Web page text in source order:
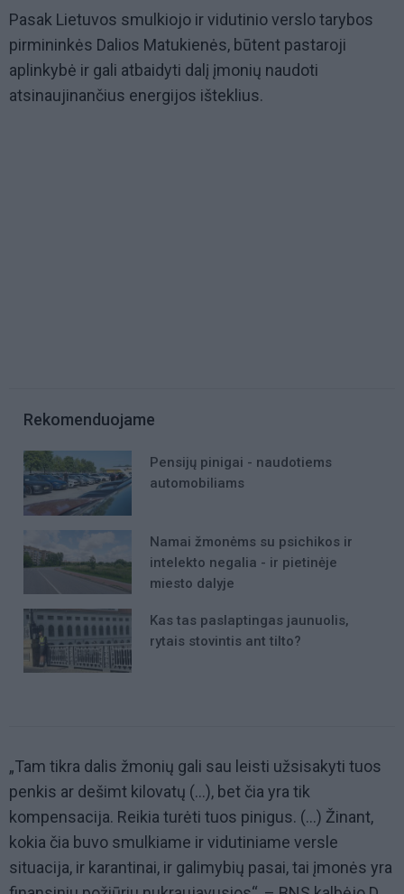
Pasak Lietuvos smulkiojo ir vidutinio verslo tarybos
pirmininkės Dalios Matukienės, būtent pastaroji
aplinkybė ir gali atbaidyti dalį įmonių naudoti
atsinaujinančius energijos išteklius.
Rekomenduojame
Pensijų pinigai - naudotiems
automobiliams
Namai žmonėms su psichikos ir
intelekto negalia - ir pietinėje
miesto dalyje
Kas tas paslaptingas jaunuolis,
rytais stovintis ant tilto?
„Tam tikra dalis žmonių gali sau leisti užsisakyti tuos
penkis ar dešimt kilovatų (...), bet čia yra tik
kompensacija. Reikia turėti tuos pinigus. (...) Žinant,
kokia čia buvo smulkiame ir vidutiniame versle
situacija, ir karantinai, ir galimybių pasai, tai įmonės yra